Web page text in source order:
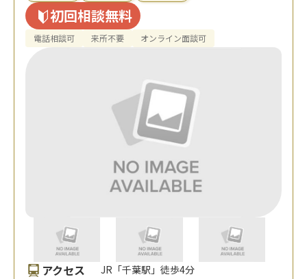
初回相談無料
電話相談可 来所不要 オンライン面談可
アクセス JR「千葉駅」徒歩4分